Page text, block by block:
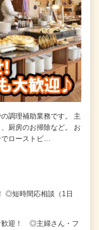
調理補助業務です。 主
厨房のお掃除など。 お
でローストビ…
◎短時間応相談（1日
歓迎！ ◎主婦さん・フ